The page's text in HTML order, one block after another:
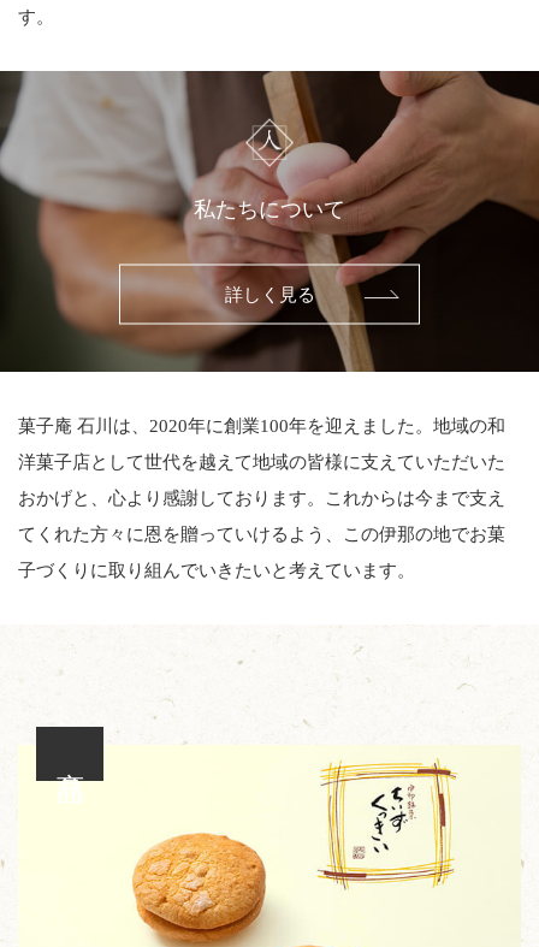
す。
菓子庵 石川は、2020年に創業100年を迎えました。地域の和
洋菓子店として世代を越えて地域の皆様に支えていただいた
おかげと、心より感謝しております。これからは今まで支え
てくれた方々に恩を贈っていけるよう、この伊那の地でお菓
子づくりに取り組んでいきたいと考えています。
私たちについて
詳しく見る